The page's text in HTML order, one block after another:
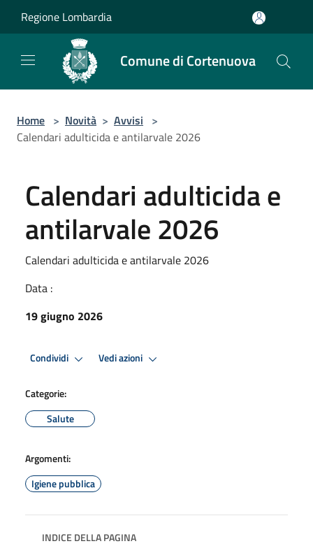
Regione Lombardia
Comune di Cortenuova
Home > Novità > Avvisi >
Calendari adulticida e antilarvale 2026
Calendari adulticida e
antilarvale 2026
Calendari adulticida e antilarvale 2026
Data :
19 giugno 2026
Condividi Vedi azioni
Categorie:
Salute
Argomenti:
Igiene pubblica
INDICE DELLA PAGINA